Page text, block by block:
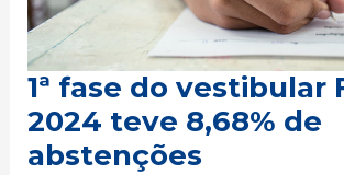
1ª fase do vestibular
2024 teve 8,68% de
abstenções
8,68%
de
abstenções